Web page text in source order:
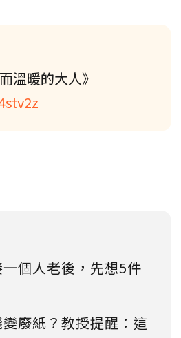
溫暖的大人》
個人老後，先想5件
廢紙？教授提醒：這